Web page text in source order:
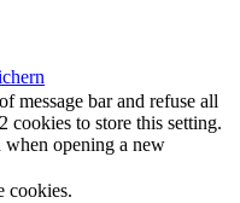
message bar and refuse all
cookies to store this setting.
opening a new
cookies.